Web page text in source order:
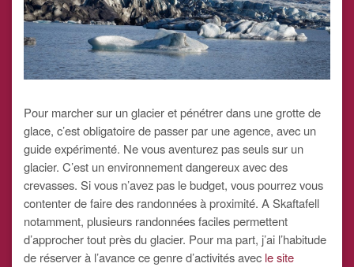
Pour marcher sur un glacier et pénétrer dans une grotte de
glace, c’est obligatoire de passer par une agence, avec un
guide expérimenté. Ne vous aventurez pas seuls sur un
glacier. C’est un environnement dangereux avec des
crevasses. Si vous n’avez pas le budget, vous pourrez vous
contenter de faire des randonnées à proximité. A Skaftafell
notamment, plusieurs randonnées faciles permettent
d’approcher tout près du glacier. Pour ma part, j’ai l’habitude
de réserver à l’avance ce genre d’activités avec le site